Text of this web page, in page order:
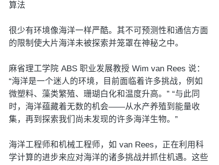
算法
很少有环境像海洋一样严酷。其不可预测性和通信方面
的限制使大片海洋未被探索并笼罩在神秘之中。
麻省理工学院 ABS 职业发展教授 Wim van Rees 说：
“海洋是一个迷人的环境，目前面临着许多挑战，例如
微塑料、藻类繁殖、珊瑚白化和温度升高。” “与此同
时，海洋蕴藏着无数的机会——从水产养殖到能量收
集，再到探索我们尚未发现的许多海洋生物。”
海洋工程师和机械工程师，如 van Rees，正在利用科
学计算的进步来应对海洋的诸多挑战并抓住机遇。这些